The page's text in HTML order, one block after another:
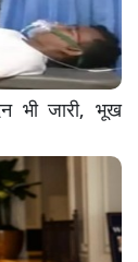
भी जारी, भूख